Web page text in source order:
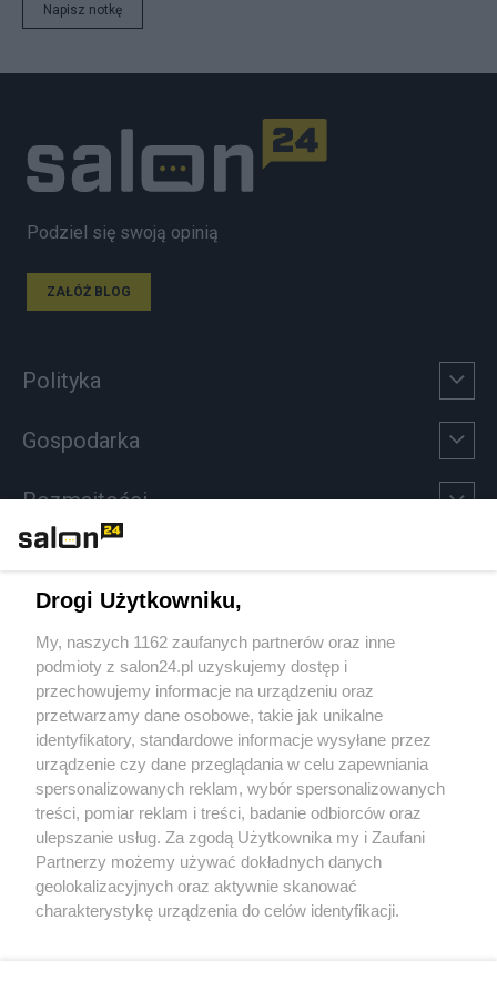
Napisz notkę
Podziel się swoją opinią
ZAŁÓŻ BLOG
Polityka
Gospodarka
Rozmaitości
Sport
Społeczeństwo
Kultura
X Facebook Instagram Youtube
Drogi Użytkowniku,
My, naszych 1162 zaufanych partnerów oraz inne
podmioty z salon24.pl uzyskujemy dostęp i
przechowujemy informacje na urządzeniu oraz
przetwarzamy dane osobowe, takie jak unikalne
identyfikatory, standardowe informacje wysyłane przez
urządzenie czy dane przeglądania w celu zapewniania
spersonalizowanych reklam, wybór spersonalizowanych
treści, pomiar reklam i treści, badanie odbiorców oraz
ulepszanie usług. Za zgodą Użytkownika my i Zaufani
Partnerzy możemy używać dokładnych danych
geolokalizacyjnych oraz aktywnie skanować
charakterystykę urządzenia do celów identyfikacji.